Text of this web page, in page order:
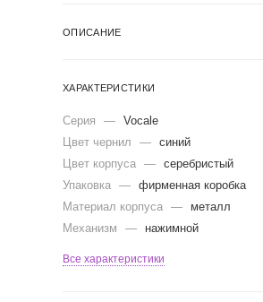
ОПИСАНИЕ
ХАРАКТЕРИСТИКИ
Серия — Vocale
Цвет чернил
— синий
Цвет корпуса — серебристый
Упаковка — фирменная коробка
Материал корпуса —
металл
Механизм
— нажимной
Все характеристики